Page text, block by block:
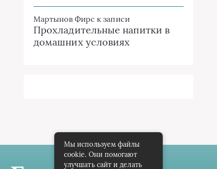
Мартынов Фирс к записи
Прохладительные напитки в
домашних условиях
Мы используем файлы
cookie. Они помогают
улучшать сайт и делать